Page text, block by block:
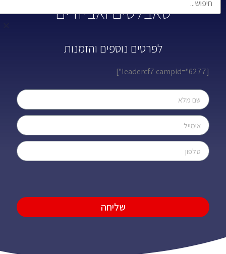
טאבלטים ואביזרים
לפרטים נוספים והזמנות
[leadercf7 campid="6277"]
שליחה